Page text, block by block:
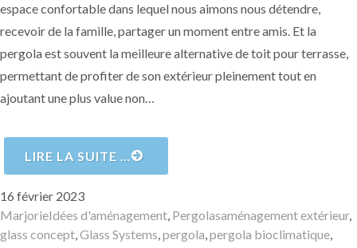
espace confortable dans lequel nous aimons nous détendre,
recevoir de la famille, partager un moment entre amis. Et la
pergola est souvent la meilleure alternative de toit pour terrasse,
permettant de profiter de son extérieur pleinement tout en
ajoutant une plus value non…
LIRE LA SUITE …
Publié
le
16 février 2023
Auteur
MarjorieCatégories
Idées d'aménagement, PergolasMots-
clés
aménagement extérieur,
glass concept,Glass Systems,pergola,pergola bioclimatique,